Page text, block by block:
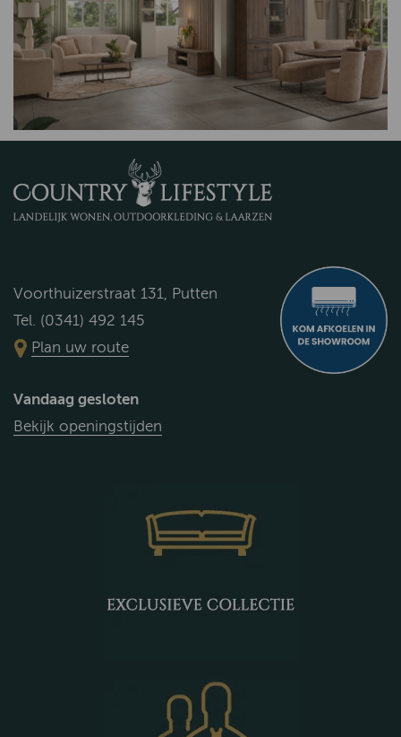
Voorthuizerstraat 131, Putten
Tel. (0341) 492 145
Plan uw route
Vandaag gesloten
Bekijk openingstijden